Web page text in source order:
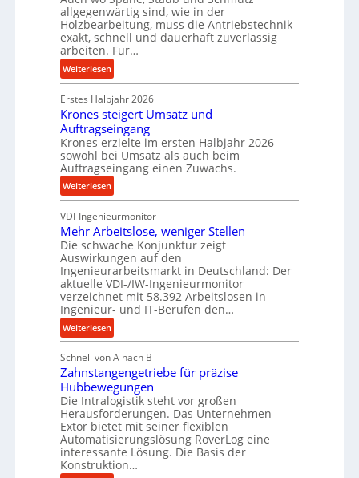
m
D
r
ü
c
p
r
o
z
e
s
s
g
e
w
i
n
e
t
r
i
e
b
u
n
d
H
y
d
r
a
u
l
i
m
V
e
r
g
l
allgegenwärtig sind, wie in der
Holzbearbeitung, muss die Antriebstechnik
exakt, schnell und dauerhaft zuverlässig
arbeiten. Für…
Weiterlesen:
P
r
ä
z
i
s
e
u
n
d
l
a
n
g
l
e
b
i
g
e
K
u
g
e
l
g
Erstes Halbjahr 2026
Krones steigert Umsatz und
Auftragseingang
Krones erzielte im ersten Halbjahr 2026
sowohl bei Umsatz als auch beim
Auftragseingang einen Zuwachs.
Weiterlesen:
K
r
o
n
e
s
s
t
e
i
g
e
r
t
U
m
s
a
t
VDI-Ingenieurmonitor
Mehr Arbeitslose, weniger Stellen
Die schwache Konjunktur zeigt
Auswirkungen auf den
Ingenieurarbeitsmarkt in Deutschland: Der
aktuelle VDI-/IW-Ingenieurmonitor
verzeichnet mit 58.392 Arbeitslosen in
Ingenieur- und IT-Berufen den…
Weiterlesen:
M
e
h
r
A
r
b
e
i
Schnell von A nach B
Zahnstangengetriebe für präzise
Hubbewegungen
Die Intralogistik steht vor großen
Herausforderungen. Das Unternehmen
Extor bietet mit seiner flexiblen
Automatisierungslösung RoverLog eine
interessante Lösung. Die Basis der
Konstruktion…